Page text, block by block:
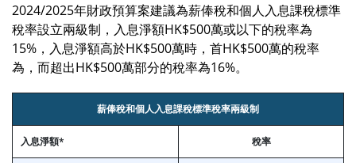
2024/2025年財政預算案建議為薪俸稅和個人入息課稅標準
稅率設立兩級制，入息淨額HK$500萬或以下的稅率為
15%，入息淨額高於HK$500萬時，首HK$500萬的稅率
為，而超出HK$500萬部分的稅率為16%。
薪俸稅和個人入息課稅標準稅率兩級制
入息淨額* 稅率